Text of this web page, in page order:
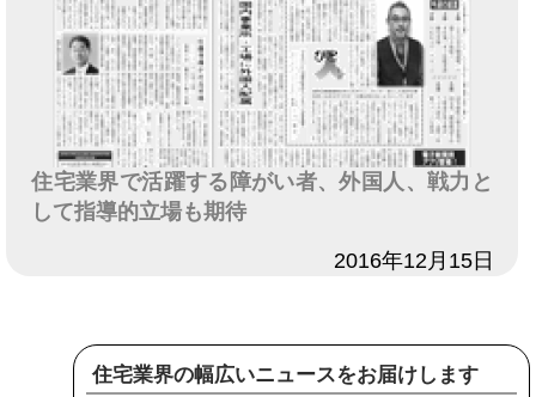
住宅業界で活躍する障がい者、外国人、戦力と
して指導的立場も期待
2016年12月15日
住宅業界の幅広いニュースをお届けします